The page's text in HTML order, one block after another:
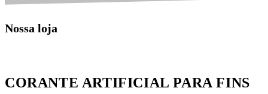
Nossa loja
CORANTE ARTIFICIAL PARA FINS